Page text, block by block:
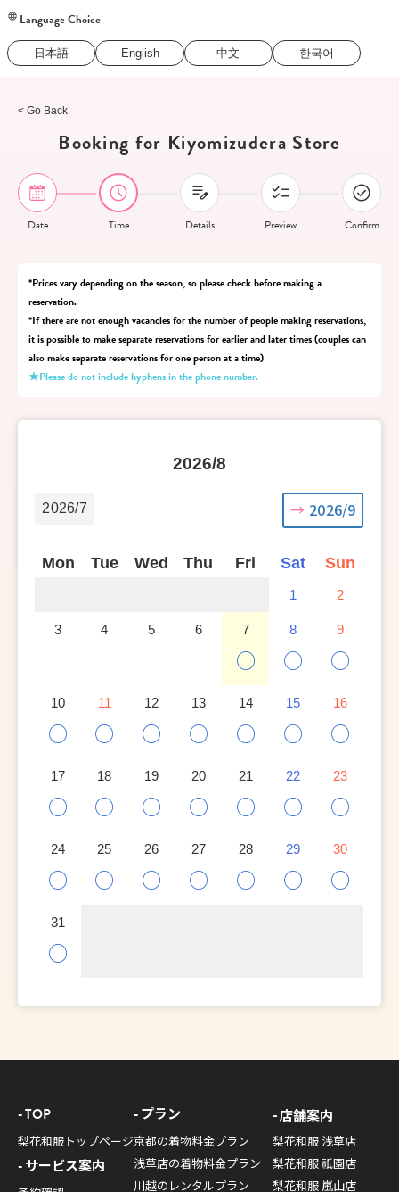
Language Choice
日本語 English 中文 한국어
< Go Back
Booking for Kiyomizudera Store
Date Time Details Preview Confirm
*Prices vary depending on the season, so please check before making a
reservation.
*If there are not enough vacancies for the number of people making reservations,
it is possible to make separate reservations for earlier and later times (couples can
also make separate reservations for one person at a time)
★Please do not include hyphens in the phone number.
2026/8
2026/7 2026/9
Mon Tue Wed Thu Fri Sat Sun
1 2
3 4 5 6 7
○
8
○
9
○
10
○
11
○
12
○
13
○
14
○
15
○
16
○
17
○
18
○
19
○
20
○
21
○
22
○
23
○
24
○
25
○
26
○
27
○
28
○
29
○
30
○
31
○
TOP
梨花和服トップページ
サービス案内
プラン
京都の着物料金プラン
浅草店の着物料金プラン
川越のレンタルプラン
店舗案内
梨花和服 浅草店
梨花和服 祇園店
梨花和服 嵐山店